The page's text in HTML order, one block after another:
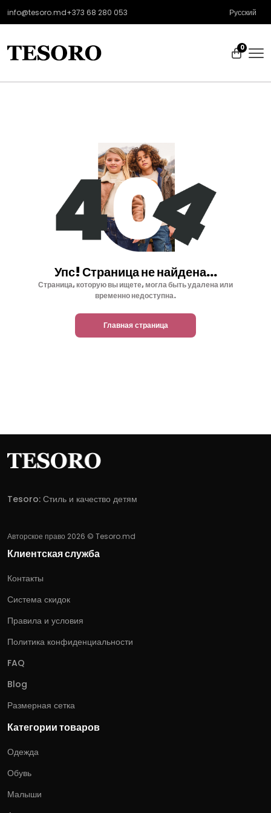
info@tesoro.md+373 68 280 053 Русский
0
Упс! Страница не найдена...
Страница, которую вы ищете, могла быть удалена или
временно недоступна.
Главная страница
Tesoro: Стиль и качество детям
Авторское право 2026 © Tesoro.md
Клиентская служба
Контакты
Система скидок
Правила и условия
Политика конфиденциальности
FAQ
Blog
Размерная сетка
Категории товаров
Одежда
Обувь
Малыши